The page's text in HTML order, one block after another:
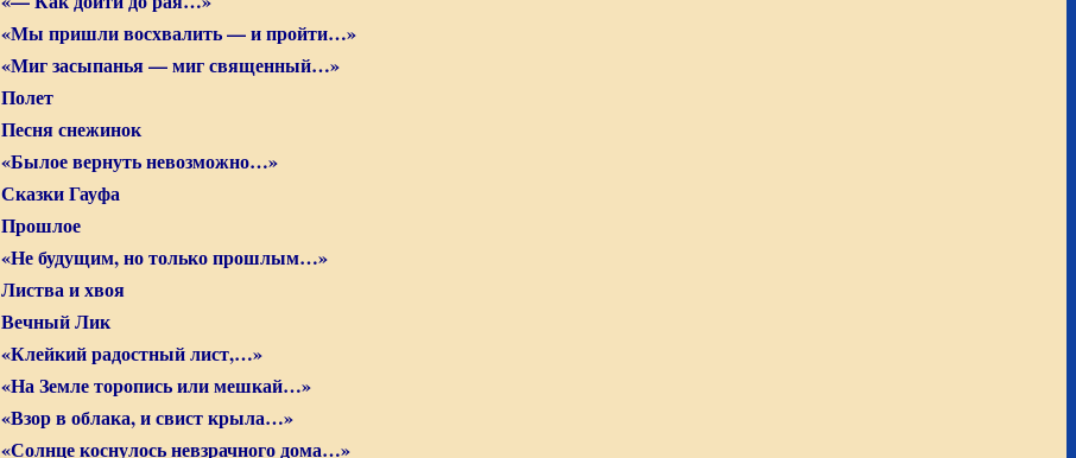
«Мы пришли восхвалить — и пройти…»
«Миг засыпанья — миг священный…»
Полет
Песня снежинок
«Былое вернуть невозможно…»
Сказки Гауфа
Прошлое
«Не будущим, но только прошлым…»
Листва и хвоя
Вечный Лик
«Клейкий радостный лист,…»
«На Земле торопись или мешкай…»
«Взор в облака, и свист крыла…»
«Солнце коснулось невзрачного дома…»